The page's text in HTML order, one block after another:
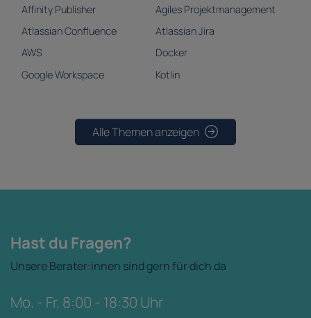
Affinity Publisher
Agiles Projektmanagement
Atlassian Confluence
Atlassian Jira
AWS
Docker
Google Workspace
Kotlin
Alle Themen anzeigen
Hast du Fragen?
Unsere Berater:innen sind gern für dich da
Mo. - Fr. 8:00 - 18:30 Uhr